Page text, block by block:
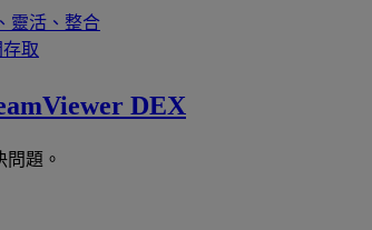
靈活、整合
取
DEX
題。